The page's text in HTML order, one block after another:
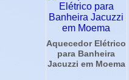
Aquecedor Elétrico
para Banheira
Jacuzzi em Moema